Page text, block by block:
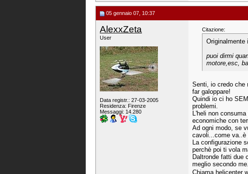
05 gennaio 07, 10:37
AlexxZeta
User
Data registr.: 27-03-2005
Residenza: Firenze
Messaggi: 14.280
Citazione:
Originalmente
puoi dirmi
motore,esc,
Senti, io credo che
far galoppare!
Quindi io ci ho
problemi.
L'heli non
economiche con
Ad ogni modo, se
cavoli...come va..è
La configurazione
perchè poi ti vola
Daltronde fatti due
meglio secondo
Chiama helicenter